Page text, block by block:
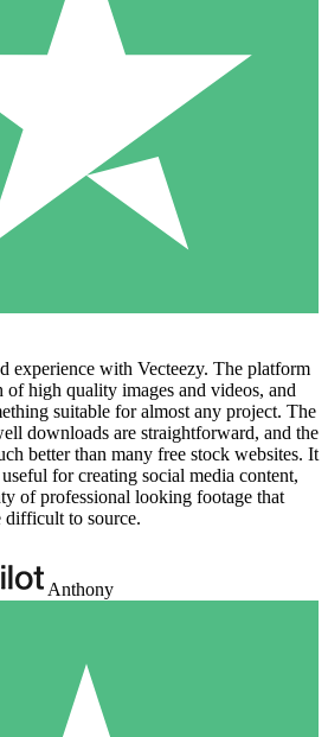
experience with Vecteezy. The platform
of high quality images and videos, and
suitable for almost any project. The
downloads are straightforward, and the
better than many free stock websites. It
for creating social media content,
of professional looking footage that
to source.
Anthony